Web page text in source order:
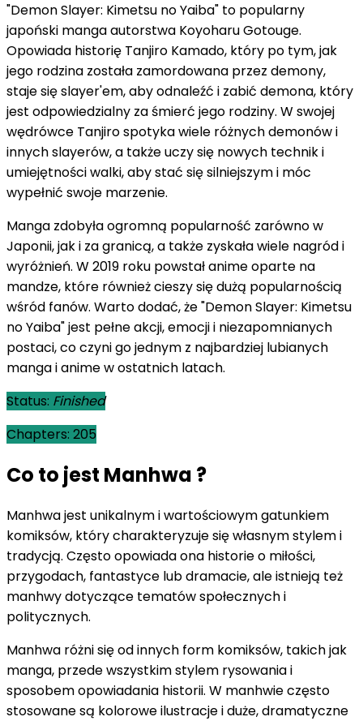
"Demon Slayer: Kimetsu no Yaiba" to popularny
japoński manga autorstwa Koyoharu Gotouge.
Opowiada historię Tanjiro Kamado, który po tym, jak
jego rodzina została zamordowana przez demony,
staje się slayer'em, aby odnaleźć i zabić demona, który
jest odpowiedzialny za śmierć jego rodziny. W swojej
wędrówce Tanjiro spotyka wiele różnych demonów i
innych slayerów, a także uczy się nowych technik i
umiejętności walki, aby stać się silniejszym i móc
wypełnić swoje marzenie.
Manga zdobyła ogromną popularność zarówno w
Japonii, jak i za granicą, a także zyskała wiele nagród i
wyróżnień. W 2019 roku powstał anime oparte na
mandze, które również cieszy się dużą popularnością
wśród fanów. Warto dodać, że "Demon Slayer: Kimetsu
no Yaiba" jest pełne akcji, emocji i niezapomnianych
postaci, co czyni go jednym z najbardziej lubianych
manga i anime w ostatnich latach.
Status: Finished
Chapters: 205
Co to jest Manhwa ?
Manhwa jest unikalnym i wartościowym gatunkiem
komiksów, który charakteryzuje się własnym stylem i
tradycją. Często opowiada ona historie o miłości,
przygodach, fantastyce lub dramacie, ale istnieją też
manhwy dotyczące tematów społecznych i
politycznych.
Manhwa różni się od innych form komiksów, takich jak
manga, przede wszystkim stylem rysowania i
sposobem opowiadania historii. W manhwie często
stosowane są kolorowe ilustracje i duże, dramatyczne